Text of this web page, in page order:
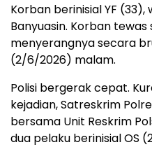
Korban berinisial YF
Banyuasin. Korban
menyerangnya secara
(2/6/2026) malam.
Polisi bergerak cepat.
kejadian, Satreskrim
bersama Unit Reskrim
dua pelaku berinisial OS